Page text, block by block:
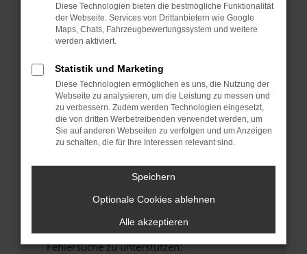
Starte dein Gerät neu.
Das kann manchmal helfen, vorübergehende
Probleme zu beheben.
Betriebssystem auf dem neuesten Stand
sind.
Veraltete Software birgt nicht nur ein
Sicherheitsrisiko, sondern kann auch dazu
führen, dass bestimmte Funktionen nicht mehr
unterstützt werden.
Wende dich an den Webseitenbetreiber.
Wenn du alle oben genannten Schritte versucht
hast, kontaktiere uns bitte. Wir werden
versuchen, das Problem zu beheben. Du kannst
uns diesen Text schicken, um uns bei der
Fehlersuche zu unterstützen:
Diese Technologien bieten die bestmögliche Funktionalität
der Webseite. Services von Drittanbietern wie Google
Maps, Chats, Fahrzeugbewertungssystem und weitere
werden aktiviert.
Statistik und Marketing
Diese Technologien ermöglichen es uns, die Nutzung der
Webseite zu analysieren, um die Leistung zu messen und
zu verbessern. Zudem werden Technologien eingesetzt,
die von dritten Werbetreibenden verwendet werden, um
Sie auf anderen Webseiten zu verfolgen und um Anzeigen
zu schalten, die für Ihre Interessen relevant sind.
Speichern
Optionale Cookies ablehnen
Alle akzeptieren